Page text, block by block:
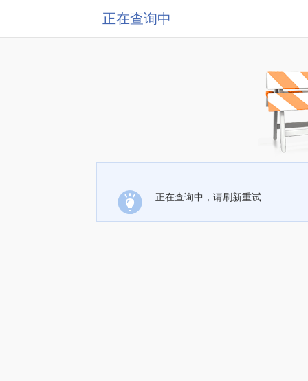
正在查询中
正在查询中，请刷新重试